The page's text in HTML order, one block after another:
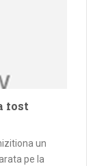
fost
un
pe la